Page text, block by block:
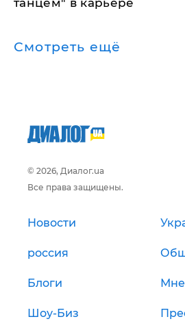
танцем" в карьере
Смотреть ещё
© 2026, Диалог.ua
Все права защищены.
Новости
россия
Блоги
Шоу-Биз